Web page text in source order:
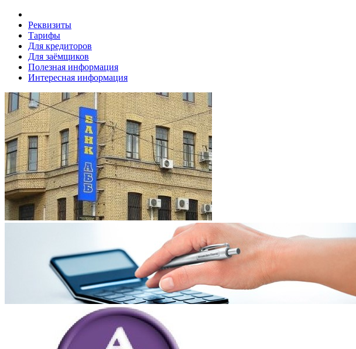
Реквизиты
Тарифы
Для кредиторов
Для заёмщиков
Полезная информация
Интересная информация